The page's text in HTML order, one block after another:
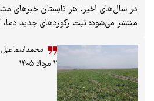
اخیر، هر تابستان خبرهای مشابهی از
ثبت رکوردهای جدید دما، آتش‌سوزی‌های
امنیت غذایی. شاید بسیاری این رخدادها
پراکنده بدانند، اما گزارش مشترک سال
متحد (فائو) و سازمان جهانی هواشناسی
به یکی از مهم‌ترین تهدیدهای قرن
محمداسماعیل اسدی